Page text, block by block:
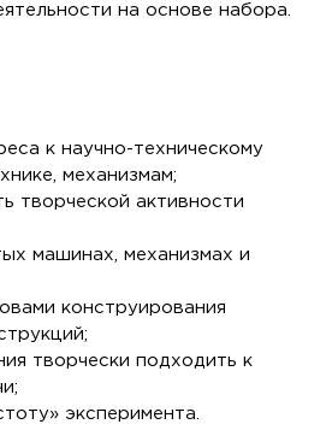
на основе набора.
к научно-техническому
механизмам;
творческой активности
машинах, механизмах и
конструирования
творчески подходить к
эксперимента.